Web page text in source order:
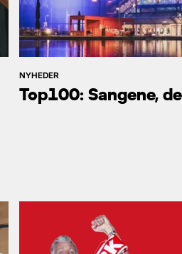
NYHEDER
Top100: Sangene,